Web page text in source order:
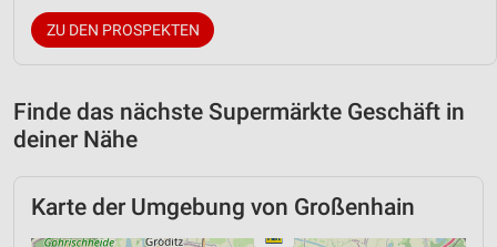
ZU DEN PROSPEKTEN
Finde das nächste Supermärkte Geschäft in
deiner Nähe
Karte der Umgebung von Großenhain